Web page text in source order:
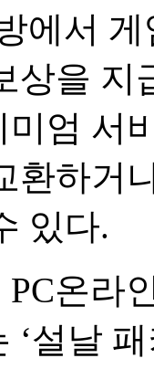
에서
상을 지
엄 서
환하거
있다.
온라
‘설날